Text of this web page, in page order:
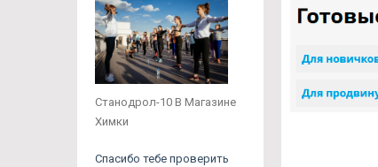
Станодрол-10 В Магазине
Химки
Спасибо тебе проверить